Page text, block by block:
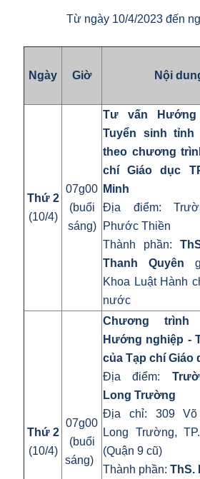
Từ ngày 10/4/2023 đến
Ngày Giờ Nội
Thứ 2
(10/4)
07g00
(buổi
sáng)
Tư vấn
Tuyển sinh tỉnh
theo chương
chí Giáo dục
Minh
Địa điểm:
Phước Thiền
Thành phần:
Thanh Quyên
Khoa Luật Hành
nước
Thứ 2
(10/4)
07g00
(buổi
sáng)
Chương
Hướng nghiệp -
của Tạp chí Giáo
Địa điểm:
Long Trường
Địa chỉ: 309 Võ
Long Trường,
(Quận 9 cũ)
Thành phần: ThS.